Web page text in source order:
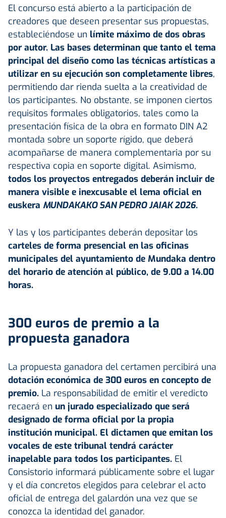
El concurso está abierto a la participación de
creadores que deseen presentar sus propuestas,
estableciéndose un límite máximo de dos obras
por autor. Las bases determinan que tanto el tema
principal del diseño como las técnicas artísticas a
utilizar en su ejecución son completamente libres,
permitiendo dar rienda suelta a la creatividad de
los participantes. No obstante, se imponen ciertos
requisitos formales obligatorios, tales como la
presentación física de la obra en formato DIN A2
montada sobre un soporte rígido, que deberá
acompañarse de manera complementaria por su
respectiva copia en soporte digital. Asimismo,
todos los proyectos entregados deberán incluir de
manera visible e inexcusable el lema oficial en
euskera MUNDAKAKO SAN PEDRO JAIAK 2026.
Y las y los participantes deberán depositar los
carteles de forma presencial en las oficinas
municipales del ayuntamiento de Mundaka dentro
del horario de atención al público, de 9.00 a 14.00
horas.
300 euros de premio a la
propuesta ganadora
La propuesta ganadora del certamen percibirá una
dotación económica de 300 euros en concepto de
premio. La responsabilidad de emitir el veredicto
recaerá en un jurado especializado que será
designado de forma oficial por la propia
institución municipal. El dictamen que emitan los
vocales de este tribunal tendrá carácter
inapelable para todos los participantes. El
Consistorio informará públicamente sobre el lugar
y el día concretos elegidos para celebrar el acto
oficial de entrega del galardón una vez que se
conozca la identidad del ganador.